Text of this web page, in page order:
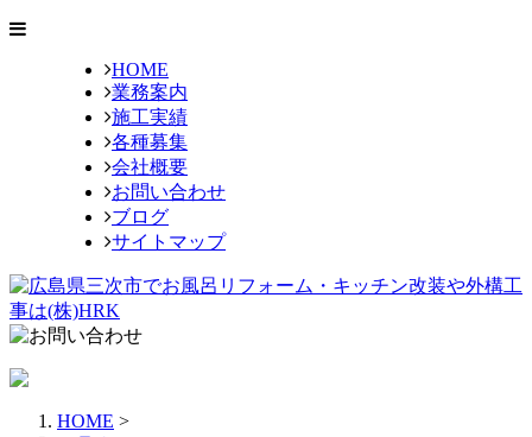
HOME
業務案内
施工実績
各種募集
会社概要
お問い合わせ
ブログ
サイトマップ
HOME >